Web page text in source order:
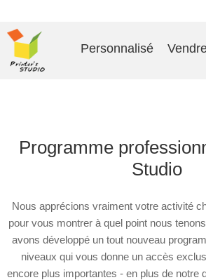
Programme
Studio
Nous apprécions vraiment votre activité
pour vous montrer à quel point nous
avons développé un tout nouveau
niveaux qui vous donne un accès
encore plus importantes - en plus de notre
Personnalisé